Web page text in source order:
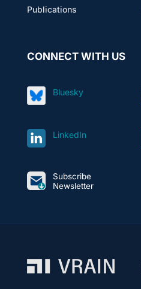
Publications
CONNECT WITH US
Bluesky
LinkedIn
Subscribe
Newsletter